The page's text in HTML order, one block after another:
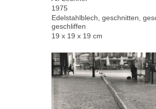
1975
Edelstahlblech, geschnitten,
geschliffen
19 x 19 x 19 cm